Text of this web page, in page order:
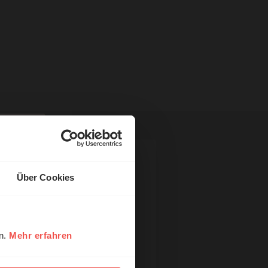
Über Cookies
Mehr erfahren